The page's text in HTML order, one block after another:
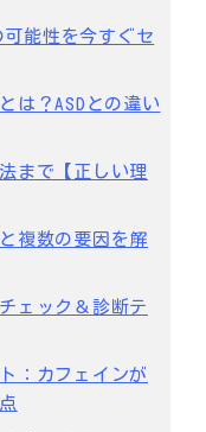
可能性を今すぐセ
は？ASDとの違い
まで【正しい理
複数の要因を解
ェック＆診断テ
：カフェインが